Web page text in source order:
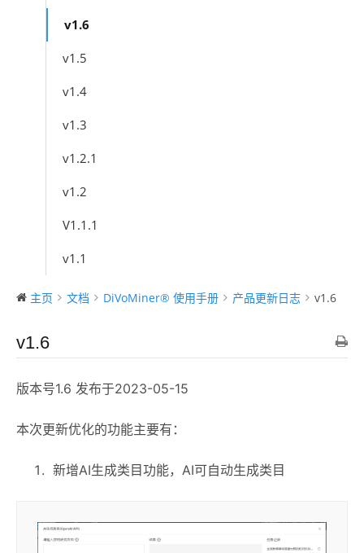
v1.6
v1.5
v1.4
v1.3
v1.2.1
v1.2
V1.1.1
v1.1
主页 文档 DiVoMiner® 使用手册 产品更新日志 v1.6
v1.6
版本号1.6 发布于2023-05-15
本次更新优化的功能主要有：
新增AI生成类目功能，AI可自动生成类目